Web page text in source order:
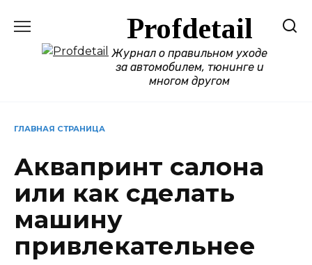
содержанию
Profdetail
Журнал о правильном уходе
за автомобилем, тюнинге и
многом другом
ГЛАВНАЯ СТРАНИЦА
Аквапринт салона
или как сделать
машину
привлекательнее